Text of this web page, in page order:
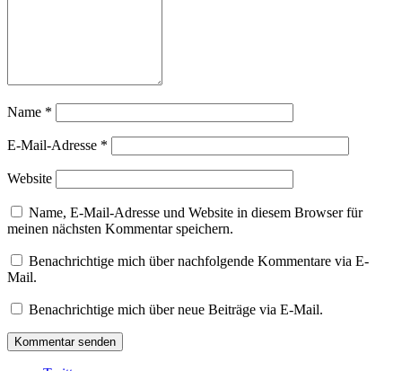
Name *
E-Mail-Adresse *
Website
Name, E-Mail-Adresse und Website in diesem Browser für
meinen nächsten Kommentar speichern.
Benachrichtige mich über nachfolgende Kommentare via E-
Mail.
Benachrichtige mich über neue Beiträge via E-Mail.